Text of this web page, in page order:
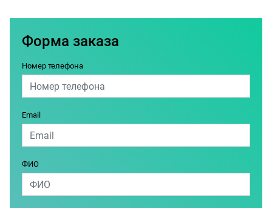
Форма заказа
Номер телефона
Email
ФИО